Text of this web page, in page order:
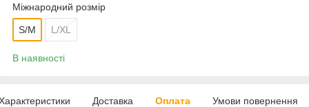
Міжнародний розмір
S/M L/XL
В наявності
Доставка Оплата Умови повернення